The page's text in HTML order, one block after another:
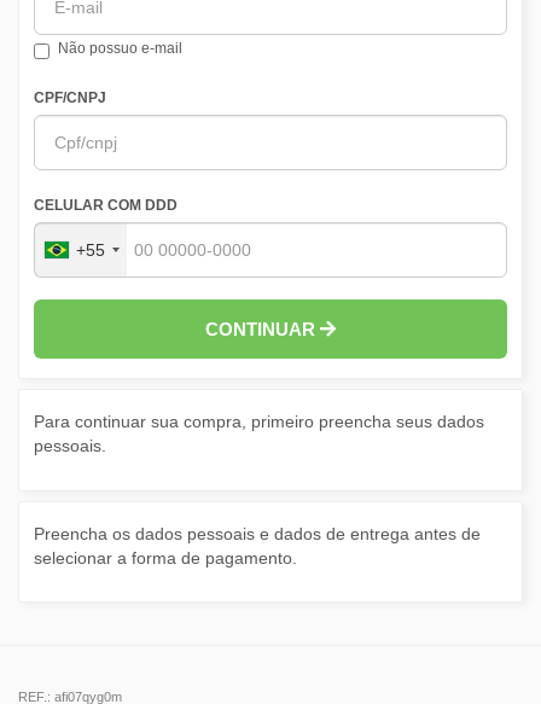
Não possuo e-mail
CPF/CNPJ
CELULAR COM DDD
+55
CONTINUAR
Para continuar sua compra, primeiro preencha seus dados
pessoais.
Preencha os dados pessoais e dados de entrega antes de
selecionar a forma de pagamento.
REF.: afi07qyg0m